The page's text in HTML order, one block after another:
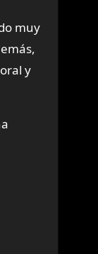
muy
y